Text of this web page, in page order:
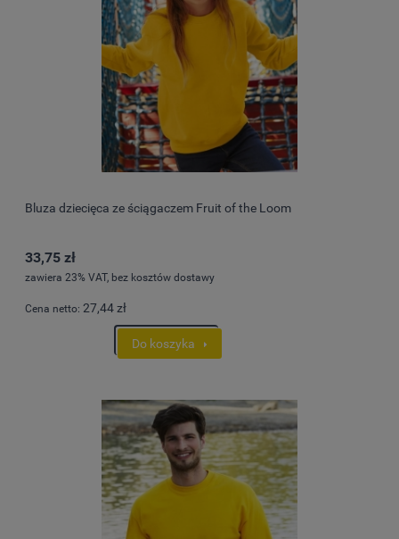
Bluza dziecięca ze ściągaczem Fruit of the Loom
33,75 zł
zawiera 23% VAT, bez kosztów dostawy
Cena netto: 27,44 zł
Do koszyka